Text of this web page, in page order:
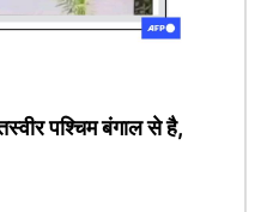
पश्चिम बंगाल से है,